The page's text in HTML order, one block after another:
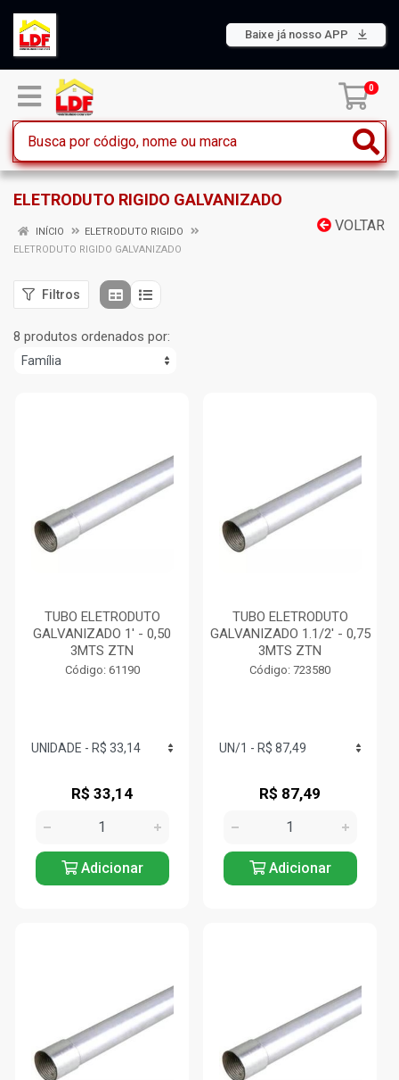
Baixe já nosso APP
0
ELETRODUTO RIGIDO GALVANIZADO
VOLTAR
INÍCIO
ELETRODUTO RIGIDO
ELETRODUTO RIGIDO GALVANIZADO
Filtros
8 produtos ordenados por:
TUBO ELETRODUTO
GALVANIZADO 1' - 0,50
3MTS ZTN
Código: 61190
R$ 33,14
Adicionar
TUBO ELETRODUTO
GALVANIZADO 1.1/2' - 0,75
3MTS ZTN
Código: 723580
R$ 87,49
Adicionar